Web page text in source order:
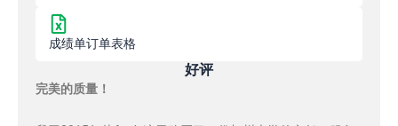
成绩单订单表格
好评
完美的质量！